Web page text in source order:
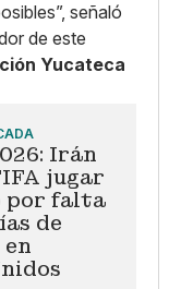
señaló
de este
Yucateca
Irán
jugar
por falta
de